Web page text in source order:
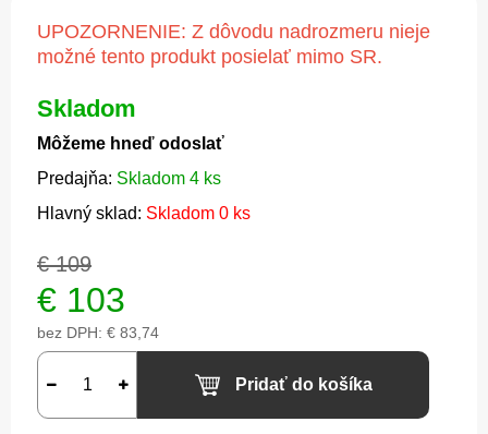
UPOZORNENIE: Z dôvodu nadrozmeru nieje
možné tento produkt posielať mimo SR.
Skladom
Môžeme hneď odoslať
Predajňa: Skladom 4 ks
Hlavný sklad: Skladom 0 ks
€ 109
€ 103
bez DPH: € 83,74
Pridať do košíka